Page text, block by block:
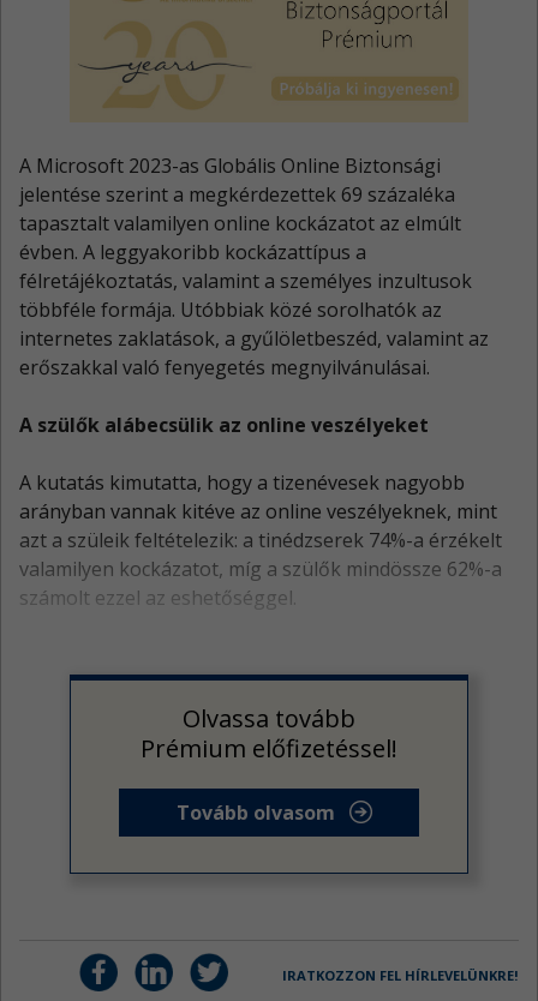
A Microsoft 2023-as Globális Online Biztonsági
jelentése szerint a megkérdezettek 69 százaléka
tapasztalt valamilyen online kockázatot az elmúlt
évben. A leggyakoribb kockázattípus a
félretájékoztatás, valamint a személyes inzultusok
többféle formája. Utóbbiak közé sorolhatók az
internetes zaklatások, a gyűlöletbeszéd, valamint az
erőszakkal való fenyegetés megnyilvánulásai.
A szülők alábecsülik az online veszélyeket
A kutatás kimutatta, hogy a tizenévesek nagyobb
arányban vannak kitéve az online veszélyeknek, mint
azt a szüleik feltételezik: a tinédzserek 74%-a érzékelt
valamilyen kockázatot, míg a szülők mindössze 62%-a
számolt ezzel az eshetőséggel.
Olvassa tovább
Prémium előfizetéssel!
Tovább olvasom
IRATKOZZON FEL HÍRLEVELÜNKRE!